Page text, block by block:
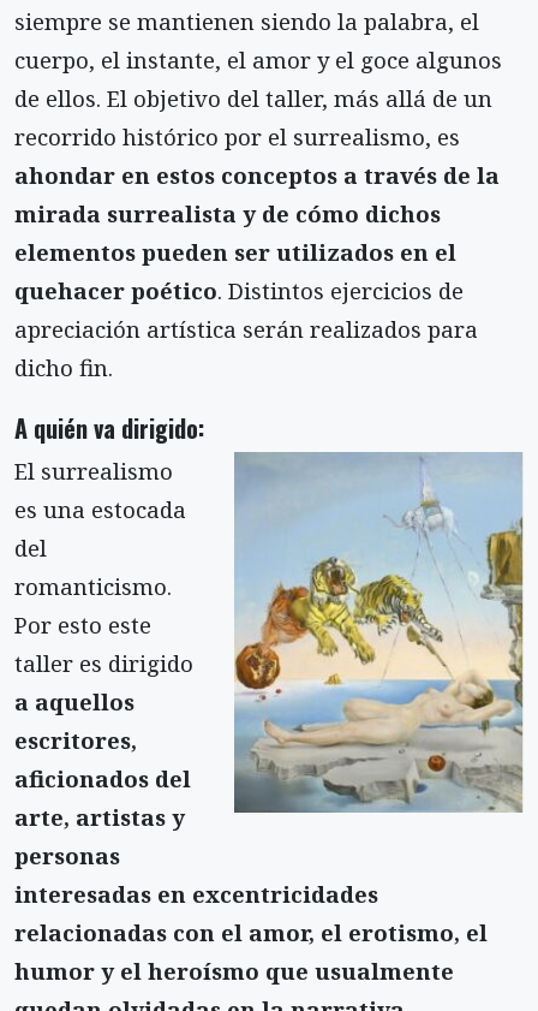
siempre se mantienen siendo la palabra, el
cuerpo, el instante, el amor y el goce algunos
de ellos. El objetivo del taller, más allá de un
recorrido histórico por el surrealismo, es
ahondar en estos conceptos a través de la
mirada surrealista y de cómo dichos
elementos pueden ser utilizados en el
quehacer poético. Distintos ejercicios de
apreciación artística serán realizados para
dicho fin.
A quién va dirigido:
El surrealismo
es una estocada
del
romanticismo.
Por esto este
taller es dirigido
a aquellos
escritores,
aficionados del
arte, artistas y
personas
interesadas en excentricidades
relacionadas con el amor, el erotismo, el
humor y el heroísmo que usualmente